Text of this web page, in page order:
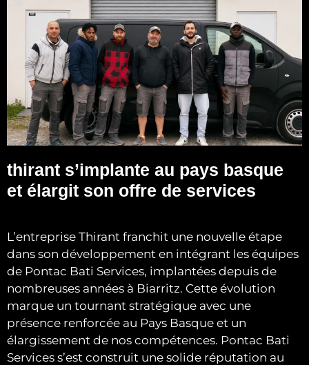
thirant s’implante au pays basque
et élargit son offre de services
L’entreprise Thirant franchit une nouvelle étape
dans son développement en intégrant les équipes
de Pontac Bati Services, implantées depuis de
nombreuses années à Biarritz. Cette évolution
marque un tournant stratégique avec une
présence renforcée au Pays Basque et un
élargissement de nos compétences. Pontac Bati
Services s’est construit une solide réputation au